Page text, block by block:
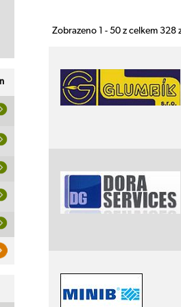
Zobrazeno 1 - 50 z celkem 328